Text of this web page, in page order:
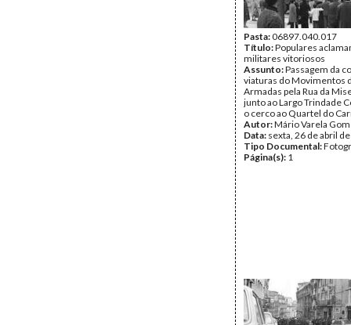
Pasta:06897.040.017
Título:Populares
militares vitoriosos
Assunto:Passagem da
viaturas do Movimentos
Armadas pela Rua da
junto ao Largo Trindade
o cerco ao Quartel do
Autor:Mário Varela
Data: sexta, 26 de abril
Tipo Documental:
Página(s): 1